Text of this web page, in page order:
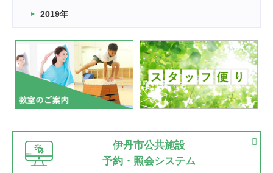
緑ケ丘体育館
いたっぼーる大会☆彡
緑ケ丘体育館
2022.07.03
市内総合体育大会が開始
緑ケ丘体育館 猪名川運動広場
古池運動広場
2022.06.12
県知事杯争奪バレーボール大会が開催
緑ケ丘体育館
2019年
伊丹市公共施設
予約・照会システム